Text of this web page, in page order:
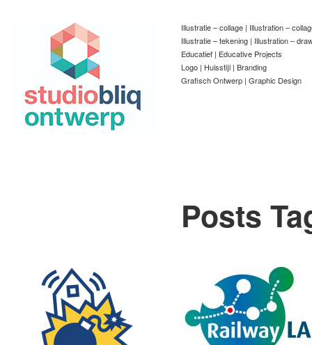
Illustratie – collage | Illustration –
Illustratie – tekening | Illustration –
Educatief | Educative Projects
Logo | Huisstijl | Branding
Grafisch Ontwerp | Graphic Design
Posts